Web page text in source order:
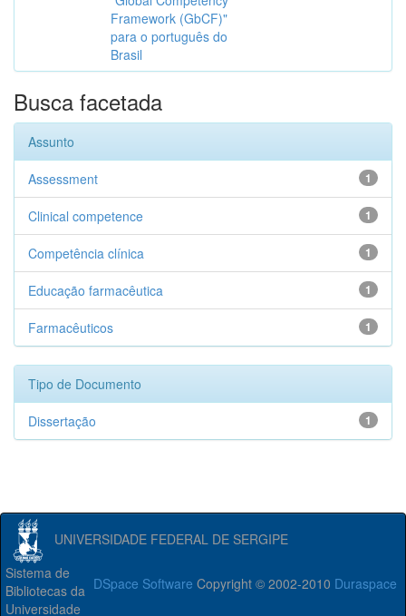
Framework (GbCF)"
para o português do
Brasil
Busca facetada
Assunto
1
Assessment
1
Clinical competence
1
Competência clínica
1
Educação farmacêutica
1
Farmacêuticos
Tipo de Documento
1
Dissertação
UNIVERSIDADE FEDERAL DE SERGIPE
DSpace Software Copyright © 2002-2010 Duraspace
Sistema de
Bibliotecas da
Universidade